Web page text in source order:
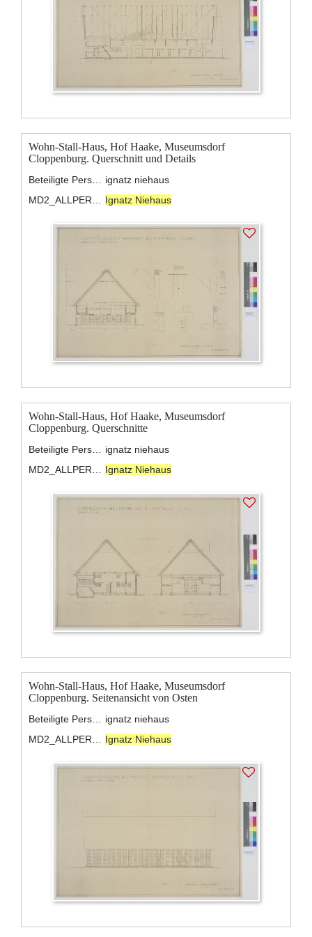
Wohn-Stall-Haus, Hof Haake, Museumsdorf
Cloppenburg. Querschnitt und Details
ignatz niehaus
Ignatz Niehaus
Wohn-Stall-Haus, Hof Haake, Museumsdorf
Cloppenburg. Querschnitte
ignatz niehaus
Ignatz Niehaus
Wohn-Stall-Haus, Hof Haake, Museumsdorf
Cloppenburg. Seitenansicht von Osten
ignatz niehaus
Ignatz Niehaus